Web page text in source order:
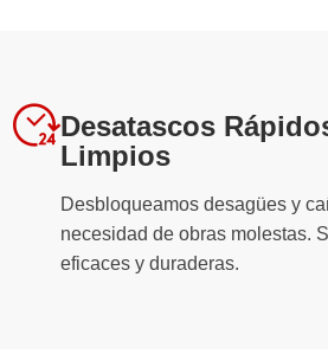
Desatascos
Limpios
Desbloqueamos desagües y
necesidad de obras molestas.
eficaces y duraderas.